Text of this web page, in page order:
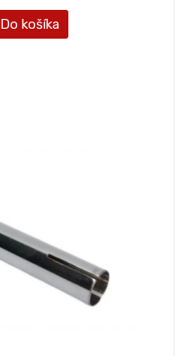
Do košíka